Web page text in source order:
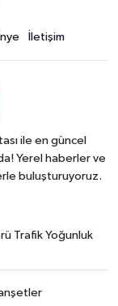
İletişim
ile en güncel
Yerel haberler ve
buluşturuyoruz.
Trafik Yoğunluk